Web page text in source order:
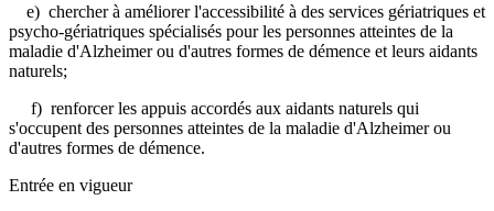
e) chercher à améliorer l'accessibilité à des services gériatriques et
psycho-gériatriques spécialisés pour les personnes atteintes de la
maladie d'Alzheimer ou d'autres formes de démence et leurs aidants
naturels;
f) renforcer les appuis accordés aux aidants naturels qui
s'occupent des personnes atteintes de la maladie d'Alzheimer ou
d'autres formes de démence.
Entrée en vigueur